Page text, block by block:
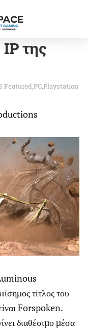
της
FeaturedPCPlaystation
τίτλος του
Forspoken.
διαθέσιμο μέσα